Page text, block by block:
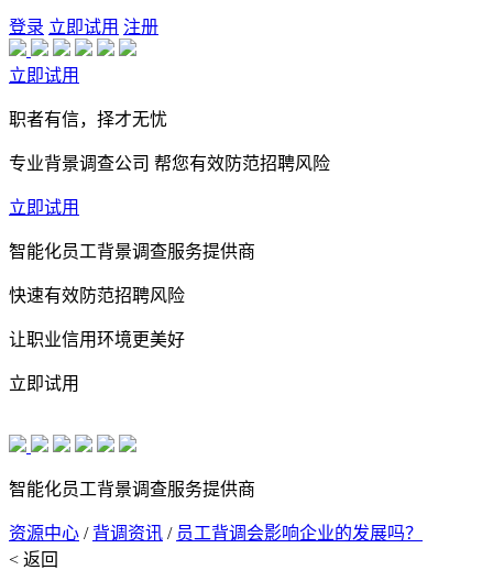
登录 立即试用 注册
立即试用
职者有信，择才无忧
专业背景调查公司 帮您有效防范招聘风险
立即试用
智能化员工背景调查服务提供商
快速有效防范招聘风险
让职业信用环境更美好
立即试用
智能化员工背景调查服务提供商
资源中心 / 背调资讯 / 员工背调会影响企业的发展吗？
< 返回